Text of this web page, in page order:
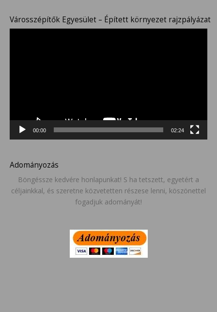
Városszépítők Egyesület – Épített környezet rajzpályázat
00:00 02:24
Adományozás
Böngéssze kedvére honlapunkat! S ha tetszett, egyetért a
céljainkkal, és szeretne közvetetten részese lenni, köszönettel
fogadjuk adományát!